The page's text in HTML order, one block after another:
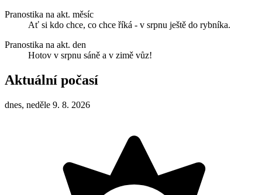
Pranostika na akt. měsíc
Ať si kdo chce, co chce říká - v srpnu ještě do rybníka.
Pranostika na akt. den
Hotov v srpnu sáně a v zimě vůz!
Aktuální počasí
dnes, neděle 9. 8. 2026